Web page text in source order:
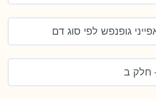
גופנפש לפי סוג דם